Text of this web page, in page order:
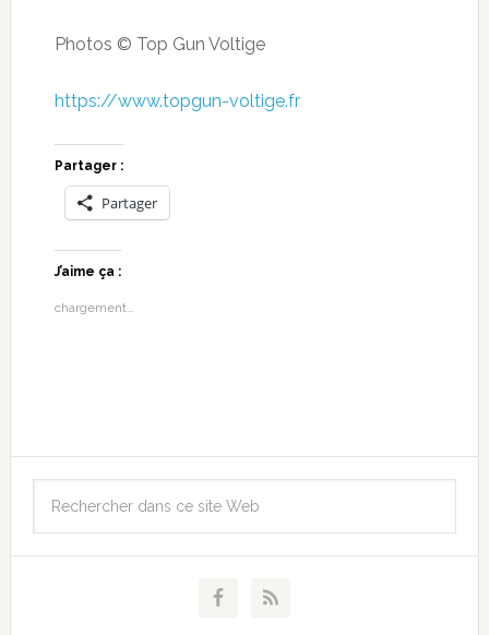
Photos © Top Gun Voltige
https://www.topgun-voltige.fr
Partager :
Partager
J’aime ça :
chargement…